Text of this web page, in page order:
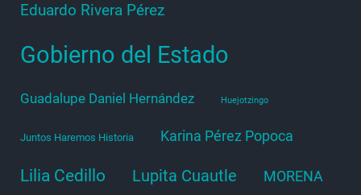
Eduardo Rivera Pérez
Gobierno del Estado
Guadalupe Daniel Hernández Huejotzingo
Juntos Haremos Historia Karina Pérez Popoca
Lilia Cedillo Lupita Cuautle MORENA